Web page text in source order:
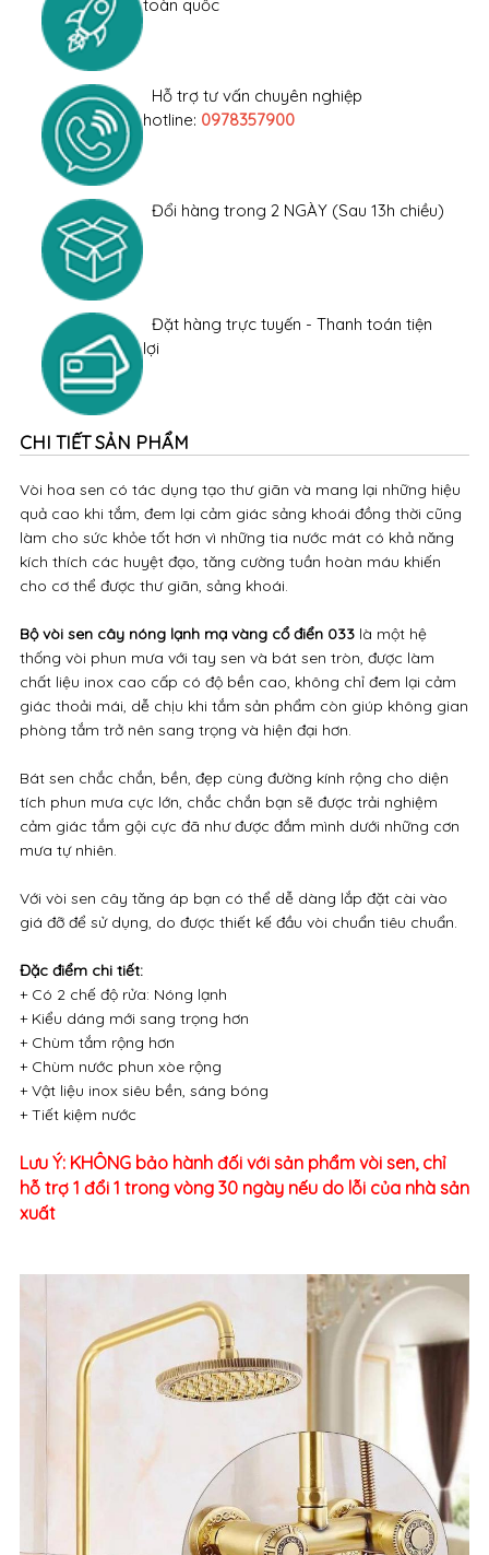
toàn quốc
Hỗ trợ tư vấn chuyên nghiệp
hotline: 0978357900
Đổi hàng trong 2 NGÀY (Sau 13h chiều)
Đặt hàng trực tuyến - Thanh toán tiện
lợi
CHI TIẾT SẢN PHẨM
Vòi hoa sen có tác dụng tạo thư giãn và mang lại những hiệu
quả cao khi tắm, đem lại cảm giác sảng khoái đồng thời cũng
làm cho sức khỏe tốt hơn vì những tia nước mát có khả năng
kích thích các huyệt đạo, tăng cường tuần hoàn máu khiến
cho cơ thể được thư giãn, sảng khoái.
Bộ vòi sen cây nóng lạnh mạ vàng cổ điển 033là một hệ
thống vòi phun mưa với tay sen và bát sen tròn, được làm
chất liệu inox cao cấp có độ bền cao, không chỉ đem lại cảm
giác thoải mái, dễ chịu khi tắm sản phẩm còn giúp không gian
phòng tắm trở nên sang trọng và hiện đại hơn.
Bát sen chắc chắn, bền, đẹp cùng đường kính rộng cho diện
tích phun mưa cực lớn, chắc chắn bạn sẽ được trải nghiệm
cảm giác tắm gội cực đã như được đắm mình dưới những cơn
mưa tự nhiên.
Với vòi sen cây tăng áp bạn có thể dễ dàng lắp đặt cài vào
giá đỡ để sử dụng, do được thiết kế đầu vòi chuẩn tiêu chuẩn.
Đặc điểm chi tiết:
+ Có 2 chế độ rửa: Nóng lạnh
+ Kiểu dáng mới sang trọng hơn
+ Chùm tắm rộng hơn
+ Chùm nước phun xòe rộng
+ Vật liệu inox siêu bền, sáng bóng
+ Tiết kiệm nước
Lưu Ý: KHÔNG bảo hành đối với sản phẩm vòi sen, chỉ
hỗ trợ 1 đổi 1 trong vòng 30 ngày nếu do lỗi của nhà sản
xuất